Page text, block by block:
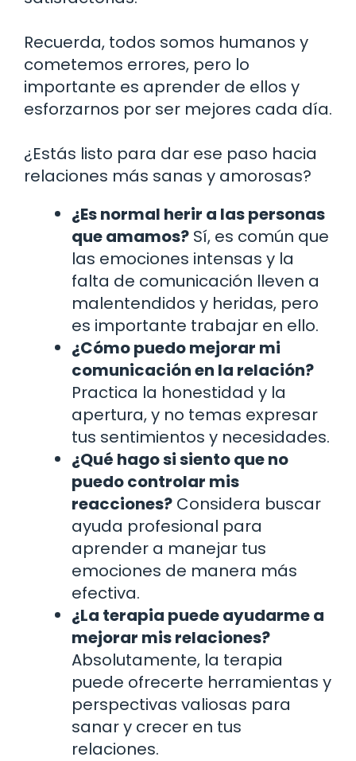
Recuerda, todos somos humanos y
cometemos errores, pero lo
importante es aprender de ellos y
esforzarnos por ser mejores cada día.
¿Estás listo para dar ese paso hacia
relaciones más sanas y amorosas?
¿Es normal herir a las personas
que amamos? Sí, es común que
las emociones intensas y la
falta de comunicación lleven a
malentendidos y heridas, pero
es importante trabajar en ello.
¿Cómo puedo mejorar mi
comunicación en la relación?
Practica la honestidad y la
apertura, y no temas expresar
tus sentimientos y necesidades.
¿Qué hago si siento que no
puedo controlar mis
reacciones? Considera buscar
ayuda profesional para
aprender a manejar tus
emociones de manera más
efectiva.
¿La terapia puede ayudarme a
mejorar mis relaciones?
Absolutamente, la terapia
puede ofrecerte herramientas y
perspectivas valiosas para
sanar y crecer en tus
relaciones.